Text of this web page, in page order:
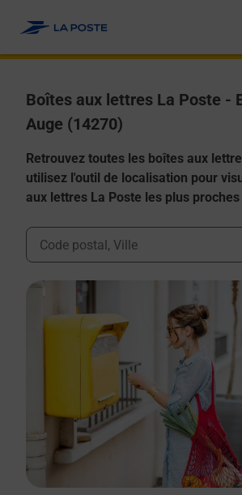
Boîtes aux lettres La Poste -
Auge (14270)
Retrouvez toutes les boîtes aux
utilisez l'outil de localisation pour
aux lettres La Poste les plus
Ville, Département, Code Postal